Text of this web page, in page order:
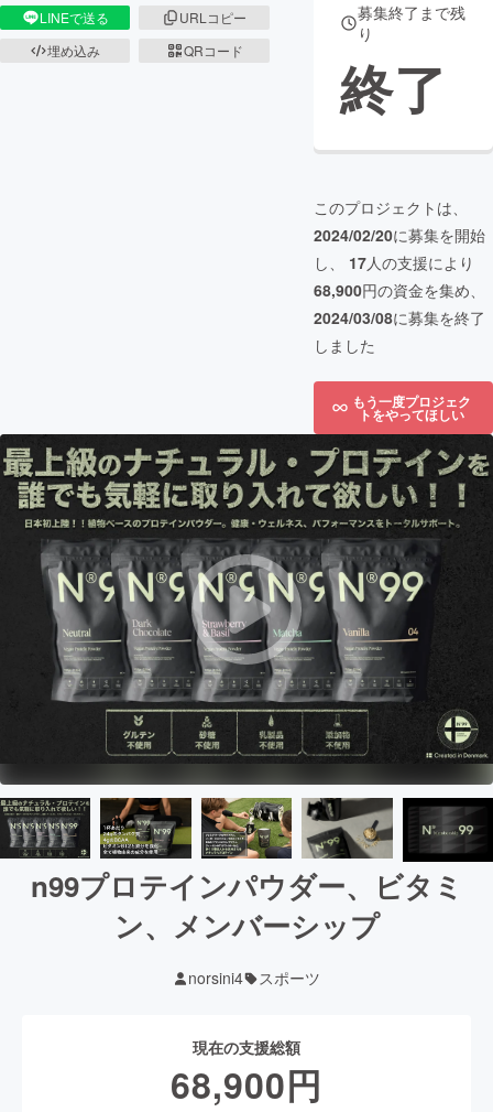
LINEで送る
URLコピー
埋め込み
QRコード
募集終了まで残
り
終了
このプロジェクトは、
2024/02/20に募集を開始
し、 17人の支援により
68,900円の資金を集め、
2024/03/08に募集を終了
しました
もう一度プロジェク
トをやってほしい
n99プロテインパウダー、ビタミ
ン、メンバーシップ
norsini4 スポーツ
現在の支援総額
68,900円